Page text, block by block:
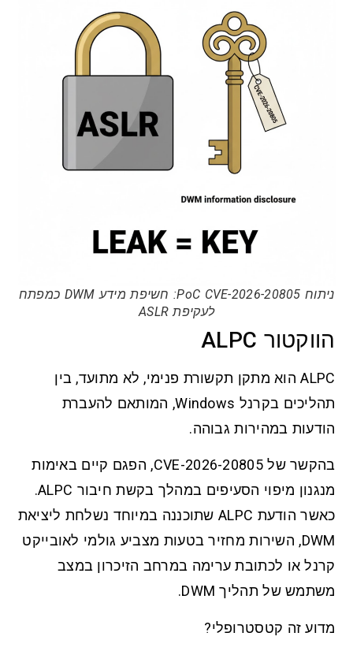
ניתוח PoC CVE-2026-20805: חשיפת מידע DWM כמפתח
לעקיפת ASLR
הווקטור ALPC
ALPC הוא מתקן תקשורת פנימי, לא מתועד, בין
תהליכים בקרנל Windows, המותאם להעברת
הודעות במהירות גבוהה.
בהקשר של CVE-2026-20805, הפגם קיים באימות
מנגנון מיפוי הסעיפים במהלך בקשת חיבור ALPC.
כאשר הודעת ALPC שתוכננה במיוחד נשלחת ליציאת
DWM, השירות מחזיר בטעות מצביע גולמי לאובייקט
קרנל או לכתובת ערימה במרחב הזיכרון במצב
משתמש של תהליך DWM.
מדוע זה קטסטרופלי?